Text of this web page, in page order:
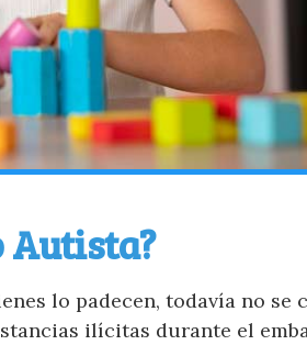
Autista?
lo padecen, todavía no se
ilícitas durante el